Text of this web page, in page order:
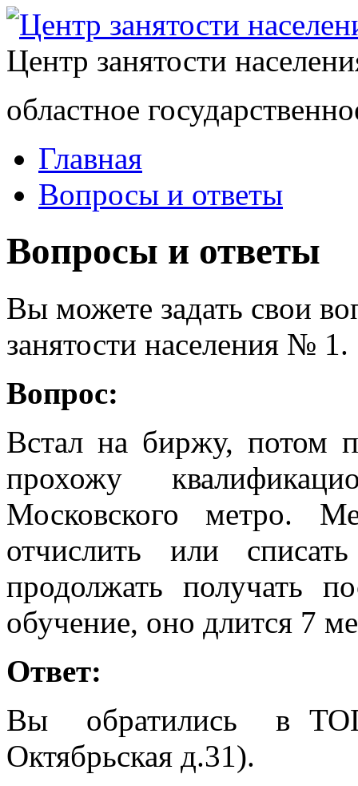
Центр занятости
областное
Главная
Вопросы и ответы
Вопросы и ответы
Вы можете задать свои
занятости населения № 1.
Вопрос:
Встал на биржу, потом
прохожу
Московского метро.
отчислить или
продолжать получать
обучение, оно длится 7
Ответ:
Вы обратились в
Октябрьская д.31).